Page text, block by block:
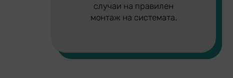
случаи на правилен
монтаж на системата.